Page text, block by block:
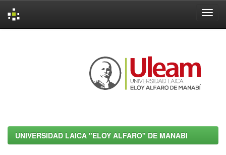
UNIVERSIDAD LAICA "ELOY ALFARO" DE MANABI